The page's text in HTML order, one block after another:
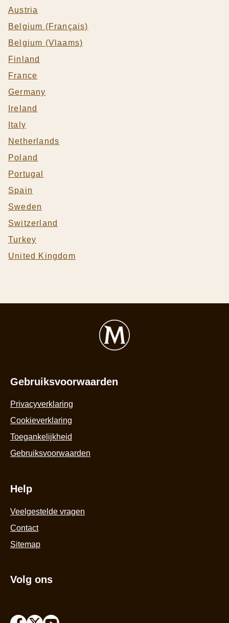
Austria
Belgium (Français)
Belgium (Vlaams)
Finland
France
Germany
Ireland
Italy
Netherlands
Poland
Portugal
Spain
Sweden
Switzerland
Turkey
United Kingdom
Gebruiksvoorwaarden
Privacyverklaring
Cookieverklaring
Toegankelijkheid
Gebruiksvoorwaarden
Help
Veelgestelde vragen
Contact
Sitemap
Volg ons